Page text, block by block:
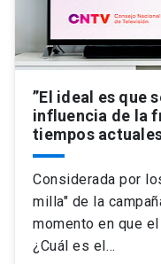
”El ideal es que
influencia de la
tiempos
Considerada por
milla" de la
momento en que
¿Cuál es el…